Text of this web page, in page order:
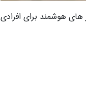
هوشمند برای افرادی